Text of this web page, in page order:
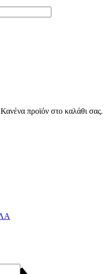
Κανένα προϊόν στο καλάθι σας.